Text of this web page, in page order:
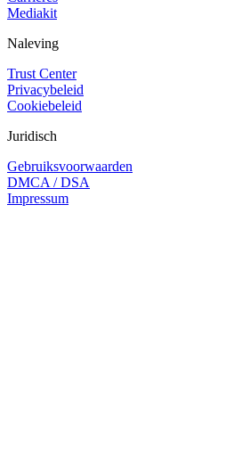
Mediakit
Naleving
Trust Center
Privacybeleid
Cookiebeleid
Juridisch
Gebruiksvoorwaarden
DMCA / DSA
Impressum